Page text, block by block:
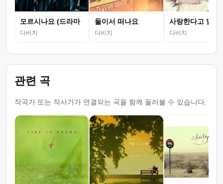
모르시나요 (드라마
다비치
둘이서 떠나요
다비치
사랑한다고 말했
다비치
관련 곡
작곡가 또는 작사가가 연결되는 곡을 함께 둘러볼 수 있습니다.